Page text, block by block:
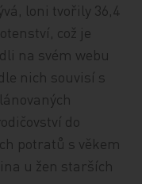
loni tvořily 36,4
což je
na svém webu
nich souvisí s
do
potratů s věkem
u žen starších